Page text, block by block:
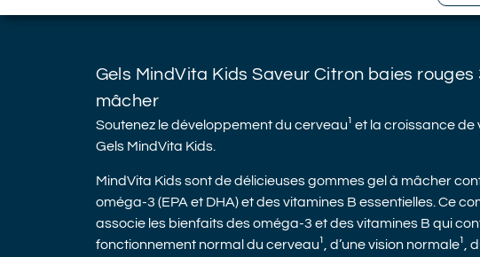
Gels MindVita Kids Saveur Citron baies rouges
mâcher
Soutenez le développement du cerveau¹ et la croissance
Gels MindVita Kids.
MindVita Kids sont de délicieuses gommes gel à mâcher
oméga-3 (EPA et DHA) et des vitamines B essentielles. Ce
associe les bienfaits des oméga-3 et des vitamines B qui
fonctionnement normal du cerveau¹, d’une vision normale¹,